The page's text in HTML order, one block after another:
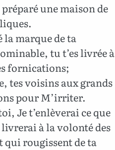
une maison de
la marque de ta
tu t’es livrée à
fornications;
tes voisins aux grands
pour M’irriter.
Je t’enlèverai ce que
livrerai à la volonté des
qui rougissent de ta